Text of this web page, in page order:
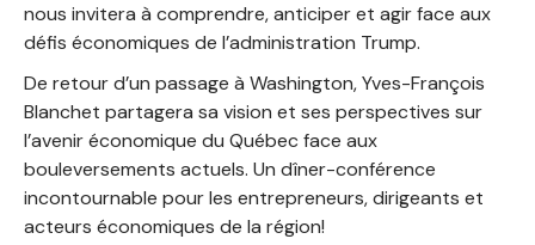
nous invitera à comprendre, anticiper et agir face aux
défis économiques de l’administration Trump.
De retour d’un passage à Washington, Yves-François
Blanchet partagera sa vision et ses perspectives sur
l’avenir économique du Québec face aux
bouleversements actuels. Un dîner-conférence
incontournable pour les entrepreneurs, dirigeants et
acteurs économiques de la région!